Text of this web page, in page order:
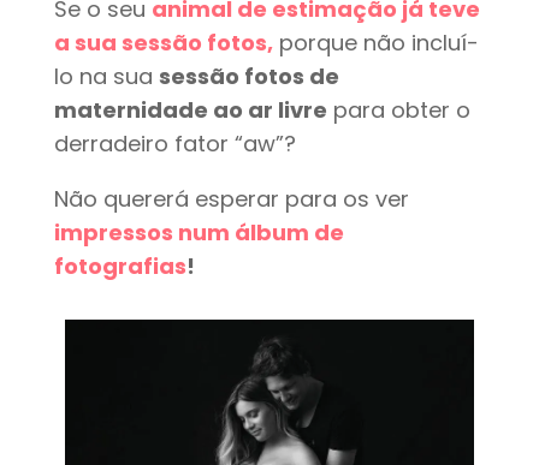
Se o seu animal de estimação já teve
a sua sessão fotos,porque não incluí-
lo na sua sessão fotos de
maternidade ao ar livre para obter o
derradeiro fator “aw”?
Não quererá esperar para os ver
impressos num álbum de
fotografias!